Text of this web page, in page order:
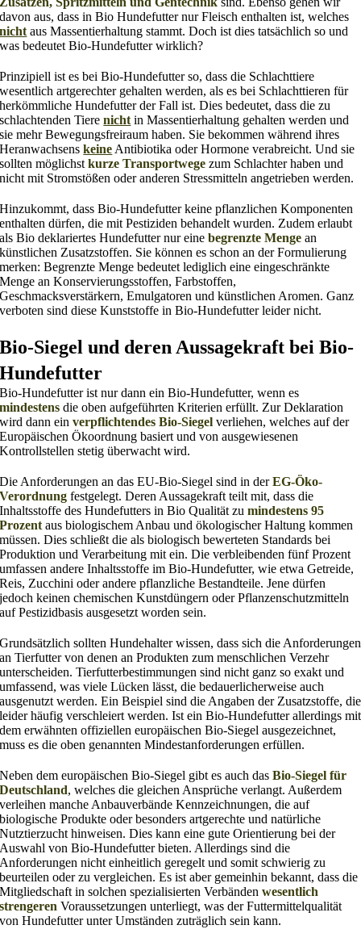
davon aus, dass in Bio Hundefutter nur Fleisch enthalten ist, welches
nichtaus Massentierhaltung stammt. Doch ist dies tatsächlich so und
was bedeutet Bio-Hundefutter wirklich?
Prinzipiell ist es bei Bio-Hundefutter so, dass die Schlachttiere
wesentlich artgerechter gehalten werden, als es bei Schlachttieren für
herkömmliche Hundefutter der Fall ist. Dies bedeutet, dass die zu
schlachtenden Tierenichtin Massentierhaltung gehalten werden und
sie mehr Bewegungsfreiraum haben. Sie bekommen während ihres
HeranwachsenskeineAntibiotika oder Hormone verabreicht. Und sie
sollten möglichstkurze Transportwege zum Schlachter haben und
nicht mit Stromstößen oder anderen Stressmitteln angetrieben werden.
Hinzukommt, dass Bio-Hundefutter keine pflanzlichen Komponenten
enthalten dürfen, die mit Pestiziden behandelt wurden. Zudem erlaubt
als Bio deklariertes Hundefutter nur einebegrenzte Menge an
künstlichen Zusatzstoffen. Sie können es schon an der Formulierung
merken: Begrenzte Menge bedeutet lediglich eine eingeschränkte
Menge an Konservierungsstoffen, Farbstoffen,
Geschmacksverstärkern, Emulgatoren und künstlichen Aromen. Ganz
verboten sind diese Kunststoffe in Bio-Hundefutter leider nicht.
Bio-Siegel und deren Aussagekraft bei Bio-
Hundefutter
Bio-Hundefutter ist nur dann ein Bio-Hundefutter, wenn es
mindestens die oben aufgeführten Kriterien erfüllt. Zur Deklaration
wird dann einverpflichtendes Bio-Siegel verliehen, welches auf der
Europäischen Ökoordnung basiert und von ausgewiesenen
Kontrollstellen stetig überwacht wird.
Die Anforderungen an das EU-Bio-Siegel sind in derEG-Öko-
Verordnung festgelegt. Deren Aussagekraft teilt mit, dass die
Inhaltsstoffe des Hundefutters in Bio Qualität zumindestens 95
Prozentaus biologischem Anbau und ökologischer Haltung kommen
müssen. Dies schließt die als biologisch bewerteten Standards bei
Produktion und Verarbeitung mit ein. Die verbleibenden fünf Prozent
umfassen andere Inhaltsstoffe im Bio-Hundefutter, wie etwa Getreide,
Reis, Zucchini oder andere pflanzliche Bestandteile. Jene dürfen
jedoch keinen chemischen Kunstdüngern oder Pflanzenschutzmitteln
auf Pestizidbasis ausgesetzt worden sein.
Grundsätzlich sollten Hundehalter wissen, dass sich die Anforderungen
an Tierfutter von denen an Produkten zum menschlichen Verzehr
unterscheiden. Tierfutterbestimmungen sind nicht ganz so exakt und
umfassend, was viele Lücken lässt, die bedauerlicherweise auch
ausgenutzt werden. Ein Beispiel sind die Angaben der Zusatzstoffe, die
leider häufig verschleiert werden. Ist ein Bio-Hundefutter allerdings mit
dem erwähnten offiziellen europäischen Bio-Siegel ausgezeichnet,
muss es die oben genannten Mindestanforderungen erfüllen.
Neben dem europäischen Bio-Siegel gibt es auch dasBio-Siegel für
Deutschland, welches die gleichen Ansprüche verlangt. Außerdem
verleihen manche Anbauverbände Kennzeichnungen, die auf
biologische Produkte oder besonders artgerechte und natürliche
Nutztierzucht hinweisen. Dies kann eine gute Orientierung bei der
Auswahl von Bio-Hundefutter bieten. Allerdings sind die
Anforderungen nicht einheitlich geregelt und somit schwierig zu
beurteilen oder zu vergleichen. Es ist aber gemeinhin bekannt, dass die
Mitgliedschaft in solchen spezialisierten Verbändenwesentlich
strengeren Voraussetzungen unterliegt, was der Futtermittelqualität
von Hundefutter unter Umständen zuträglich sein kann.